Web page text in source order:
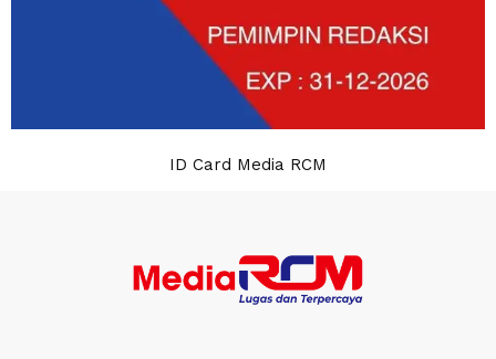
ID Card Media RCM